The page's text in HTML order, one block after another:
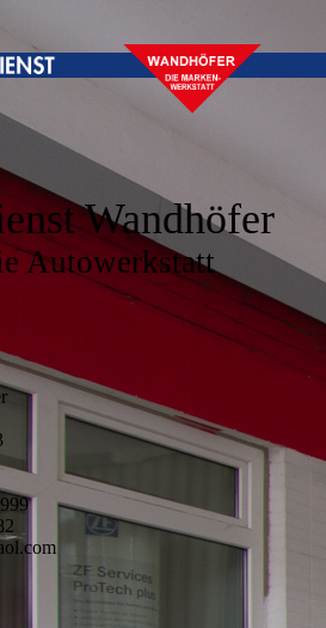
Wandhöfer
Autowerkstatt